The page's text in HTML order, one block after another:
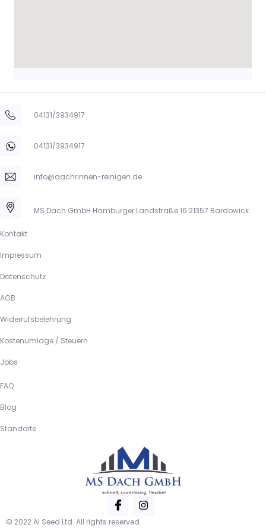
© 2022 AI Seed Ltd. All rights reserved.
FAQ
Blog
Standorte
Kontakt
Impressum
Datenschutz
AGB
Widerrufsbelehrung
Kostenumlage / Steuern
Jobs
04131/3934917
04131/3934917
info@dachrinnen-reinigen.de
MS Dach GmbH Hamburger Landstraße 16 21357 Bardowick